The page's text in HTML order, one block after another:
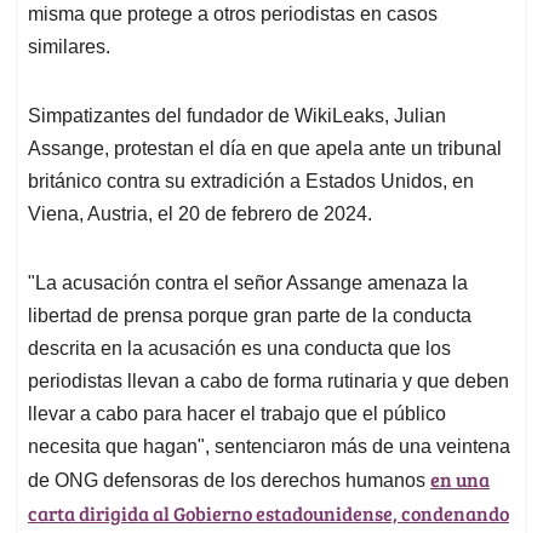
misma que protege a otros periodistas en casos
similares.
Simpatizantes del fundador de WikiLeaks, Julian
Assange, protestan el día en que apela ante un tribunal
británico contra su extradición a Estados Unidos, en
Viena, Austria, el 20 de febrero de 2024.
"La acusación contra el señor Assange amenaza la
libertad de prensa porque gran parte de la conducta
descrita en la acusación es una conducta que los
periodistas llevan a cabo de forma rutinaria y que deben
llevar a cabo para hacer el trabajo que el público
necesita que hagan", sentenciaron más de una veintena
de ONG defensoras de los derechos humanos en una
carta dirigida al Gobierno estadounidense, condenando